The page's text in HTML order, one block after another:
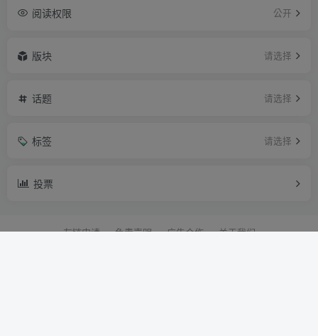
阅读权限 公开
版块 请选择
话题 请选择
标签 请选择
投票
友链申请 免责声明 广告合作 关于我们